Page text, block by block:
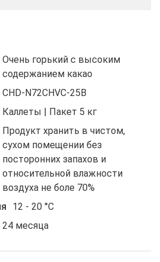
Очень горький с высоким
содержанием какао
CHD-N72CHVC-25B
Каллеты | Пакет 5 кг
Продукт хранить в чистом,
сухом помещении без
посторонних запахов и
относительной влажности
воздуха не боле 70%
12 - 20 °C
24 месяца